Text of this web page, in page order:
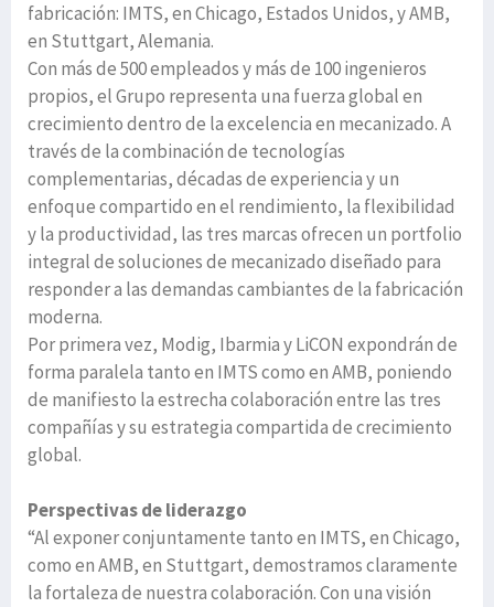
fabricación: IMTS, en Chicago, Estados Unidos, y AMB,
en Stuttgart, Alemania.
Con más de 500 empleados y más de 100 ingenieros
propios, el Grupo representa una fuerza global en
crecimiento dentro de la excelencia en mecanizado. A
través de la combinación de tecnologías
complementarias, décadas de experiencia y un
enfoque compartido en el rendimiento, la flexibilidad
y la productividad, las tres marcas ofrecen un portfolio
integral de soluciones de mecanizado diseñado para
responder a las demandas cambiantes de la fabricación
moderna.
Por primera vez, Modig, Ibarmia y LiCON expondrán de
forma paralela tanto en IMTS como en AMB, poniendo
de manifiesto la estrecha colaboración entre las tres
compañías y su estrategia compartida de crecimiento
global.
Perspectivas de liderazgo
“Al exponer conjuntamente tanto en IMTS, en Chicago,
como en AMB, en Stuttgart, demostramos claramente
la fortaleza de nuestra colaboración. Con una visión